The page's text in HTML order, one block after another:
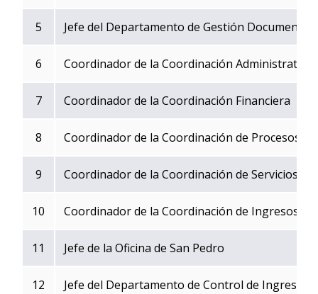
5 Jefe del Departamento de Gestión Documental
6 Coordinador de la Coordinación Administrativa
7 Coordinador de la Coordinación Financiera
8 Coordinador de la Coordinación de Procesos y
9 Coordinador de la Coordinación de Servicios al
10 Coordinador de la Coordinación de Ingresos
11 Jefe de la Oficina de San Pedro
12 Jefe del Departamento de Control de Ingresos